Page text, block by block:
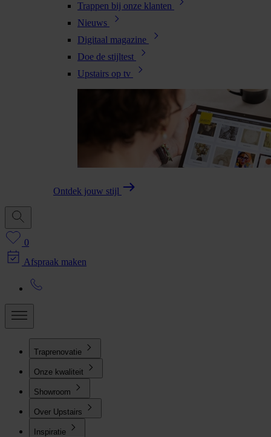
Trappen bij onze klanten
Nieuws
Digitaal magazine
Doe de stijltest
Upstairs op tv
Ontdek jouw stijl
0
Afspraak maken
Traprenovatie
Onze kwaliteit
Showroom
Over Upstairs
Inspiratie